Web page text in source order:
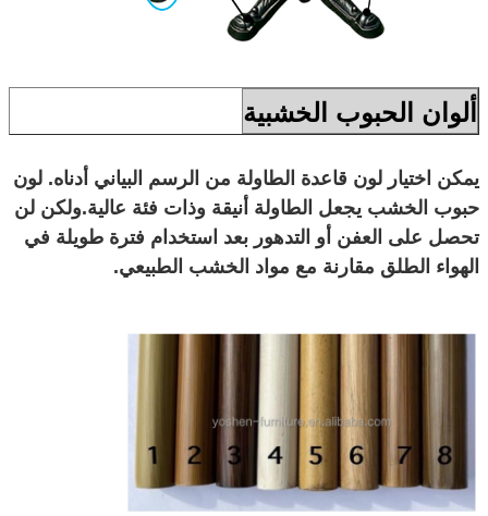
ألوان الحبوب الخشبية
يمكن اختيار لون قاعدة الطاولة من الرسم البياني أدناه. لون
حبوب الخشب يجعل الطاولة أنيقة وذات فئة عالية.ولكن لن
تحصل على العفن أو التدهور بعد استخدام فترة طويلة في
الهواء الطلق مقارنة مع مواد الخشب الطبيعي.